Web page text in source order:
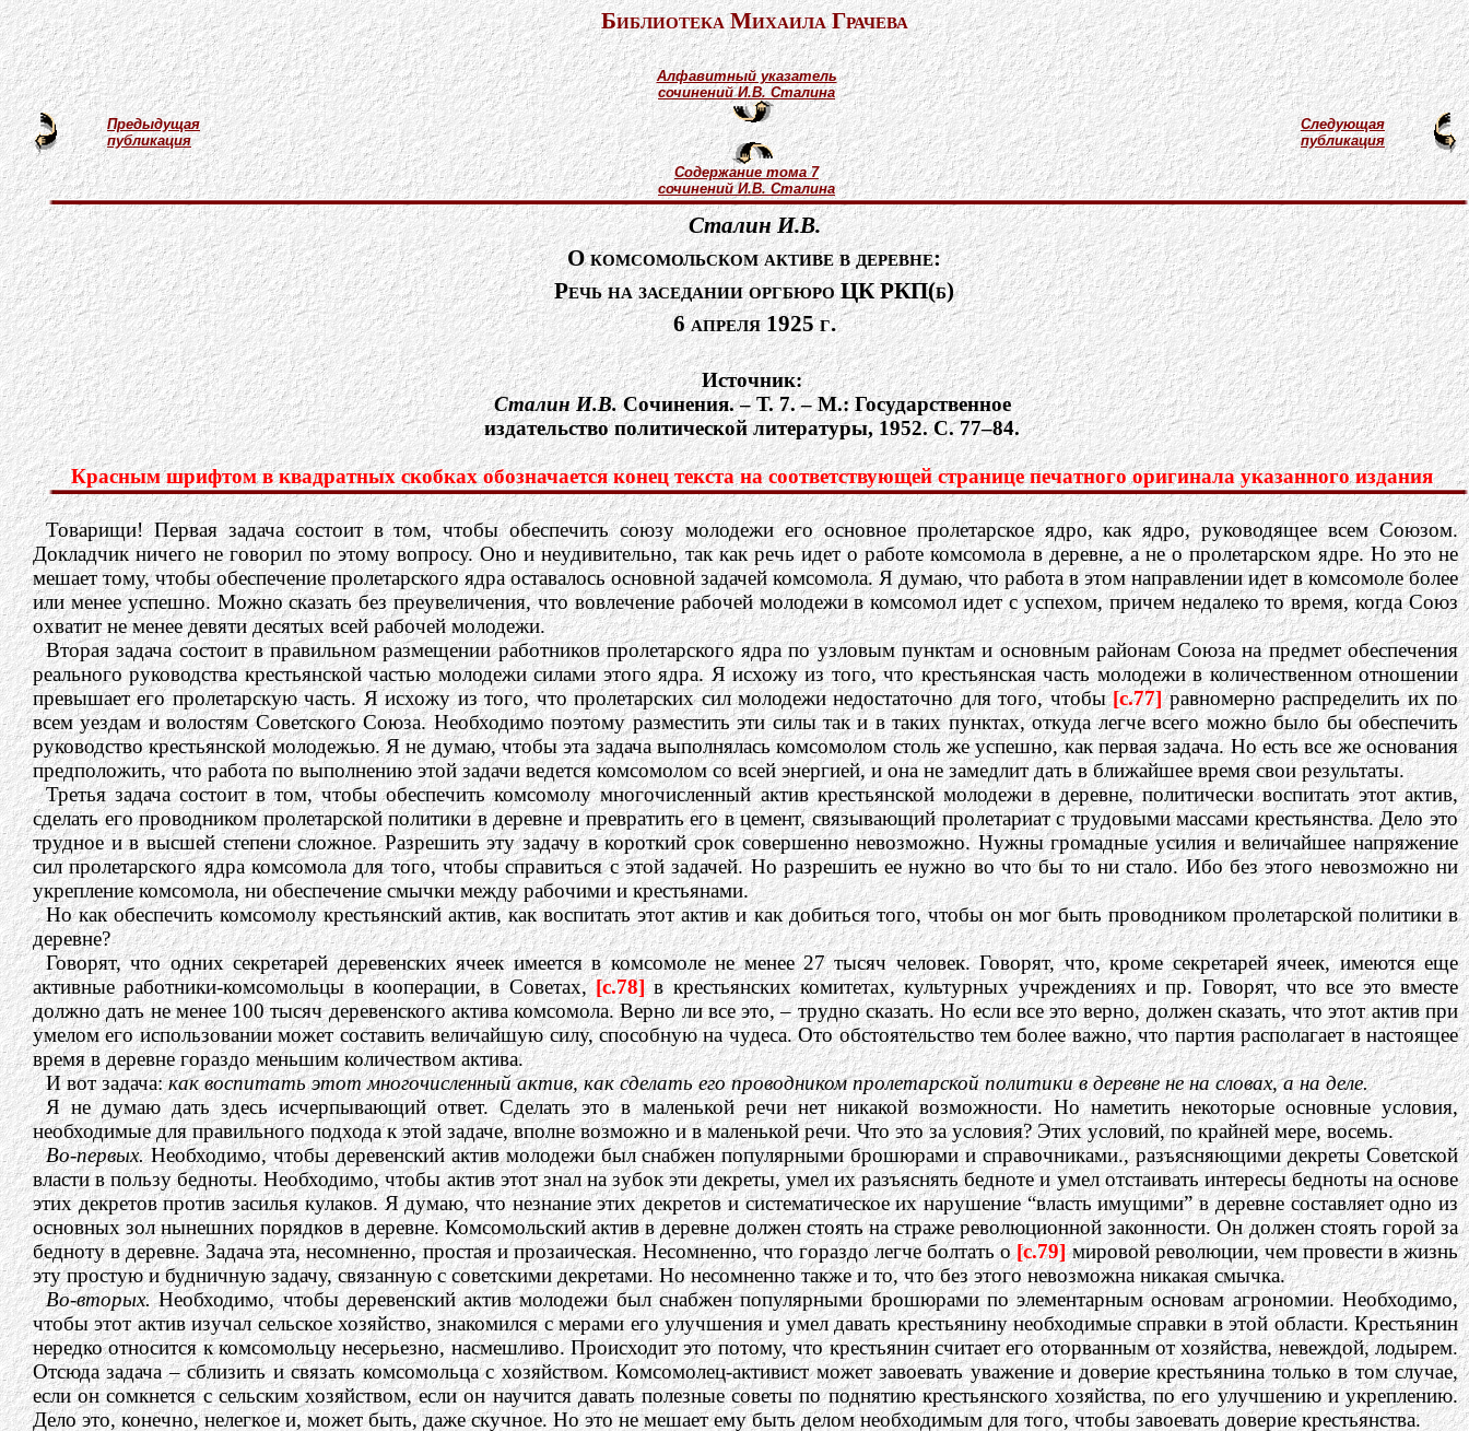
Библиотека Михаила Грачева
Предыдущая
публикация
Алфавитный указатель
сочинений И.В. Сталина
Содержание тома 7
сочинений И.В. Сталина
Следующая
публикация
Сталин И.В.
О комсомольском активе в деревне:
Речь на заседании оргбюро ЦК РКП(б)
6 апреля 1925 г.
Источник:
Сталин И.В.Cочинения. – Т. 7. – М.: Государственное
издательство политической литературы, 1952. С. 77–84.
Красным шрифтом в квадратных скобках обозначается конец текста на соответствующей странице печатного оригинала указанного издания
Товарищи! Первая задача состоит в том, чтобы обеспечить союзу молодежи его основное пролетарское ядро, как ядро, руководящее всем Союзом.
Докладчик ничего не говорил по этому вопросу. Оно и неудивительно, так как речь идет о работе комсомола в деревне, а не о пролетарском ядре. Но это не
мешает тому, чтобы обеспечение пролетарского ядра оставалось основной задачей комсомола. Я думаю, что работа в этом направлении идет в комсомоле более
или менее успешно. Можно сказать без преувеличения, что вовлечение рабочей молодежи в комсомол идет с успехом, причем недалеко то время, когда Союз
охватит не менее девяти десятых всей рабочей молодежи.
Вторая задача состоит в правильном размещении работников пролетарского ядра по узловым пунктам и основным районам Союза на предмет обеспечения
реального руководства крестьянской частью молодежи силами этого ядра. Я исхожу из того, что крестьянская часть молодежи в количественном отношении
превышает его пролетарскую часть. Я исхожу из того, что пролетарских сил молодежи недостаточно для того, чтобы[c.77] равномерно распределить их по
всем уездам и волостям Советского Союза. Необходимо поэтому разместить эти силы так и в таких пунктах, откуда легче всего можно было бы обеспечить
руководство крестьянской молодежью. Я не думаю, чтобы эта задача выполнялась комсомолом столь же успешно, как первая задача. Но есть все же основания
предположить, что работа по выполнению этой задачи ведется комсомолом со всей энергией, и она не замедлит дать в ближайшее время свои результаты.
Третья задача состоит в том, чтобы обеспечить комсомолу многочисленный актив крестьянской молодежи в деревне, политически воспитать этот актив,
сделать его проводником пролетарской политики в деревне и превратить его в цемент, связывающий пролетариат с трудовыми массами крестьянства. Дело это
трудное и в высшей степени сложное. Разрешить эту задачу в короткий срок совершенно невозможно. Нужны громадные усилия и величайшее напряжение
сил пролетарского ядра комсомола для того, чтобы справиться с этой задачей. Но разрешить ее нужно во что бы то ни стало. Ибо без этого невозможно ни
укрепление комсомола, ни обеспечение смычки между рабочими и крестьянами.
Но как обеспечить комсомолу крестьянский актив, как воспитать этот актив и как добиться того, чтобы он мог быть проводником пролетарской политики в
деревне?
Говорят, что одних секретарей деревенских ячеек имеется в комсомоле не менее 27 тысяч человек. Говорят, что, кроме секретарей ячеек, имеются еще
активные работники-комсомольцы в кооперации, в Советах,[c.78] в крестьянских комитетах, культурных учреждениях и пр. Говорят, что все это вместе
должно дать не менее 100 тысяч деревенского актива комсомола. Верно ли все это, – трудно сказать. Но если все это верно, должен сказать, что этот актив при
умелом его использовании может составить величайшую силу, способную на чудеса. Ото обстоятельство тем более важно, что партия располагает в настоящее
время в деревне гораздо меньшим количеством актива.
И вот задача:как воспитать этот многочисленный актив, как сделать его проводником пролетарской политики в деревне не на словах, а на деле.
Я не думаю дать здесь исчерпывающий ответ. Сделать это в маленькой речи нет никакой возможности. Но наметить некоторые основные условия,
необходимые для правильного подхода к этой задаче, вполне возможно и в маленькой речи. Что это за условия? Этих условий, по крайней мере, восемь.
Во-первых.Необходимо, чтобы деревенский актив молодежи был снабжен популярными брошюрами и справочниками., разъясняющими декреты Советской
власти в пользу бедноты. Необходимо, чтобы актив этот знал на зубок эти декреты, умел их разъяснять бедноте и умел отстаивать интересы бедноты на основе
этих декретов против засилья кулаков. Я думаю, что незнание этих декретов и систематическое их нарушение “власть имущими” в деревне составляет одно из
основных зол нынешних порядков в деревне. Комсомольский актив в деревне должен стоять на страже революционной законности. Он должен стоять горой за
бедноту в деревне. Задача эта, несомненно, простая и прозаическая. Несомненно, что гораздо легче болтать о[c.79] мировой революции, чем провести в жизнь
эту простую и будничную задачу, связанную с советскими декретами. Но несомненно также и то, что без этого невозможна никакая смычка.
Во-вторых.Необходимо, чтобы деревенский актив молодежи был снабжен популярными брошюрами по элементарным основам агрономии. Необходимо,
чтобы этот актив изучал сельское хозяйство, знакомился с мерами его улучшения и умел давать крестьянину необходимые справки в этой области. Крестьянин
нередко относится к комсомольцу несерьезно, насмешливо. Происходит это потому, что крестьянин считает его оторванным от хозяйства, невеждой, лодырем.
Отсюда задача – сблизить и связать комсомольца с хозяйством. Комсомолец-активист может завоевать уважение и доверие крестьянина только в том случае,
если он сомкнется с сельским хозяйством, если он научится давать полезные советы по поднятию крестьянского хозяйства, по его улучшению и укреплению.
Дело это, конечно, нелегкое и, может быть, даже скучное. Но это не мешает ему быть делом необходимым для того, чтобы завоевать доверие крестьянства.